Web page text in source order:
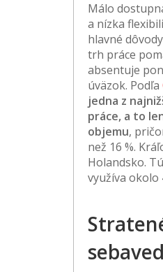
Málo
a nízka
hlavné
trh práce
absentuje
úväzok. Podľa
jedna z
práce, a to
objemu,
než 16 %.
Holandsko.
využíva okolo